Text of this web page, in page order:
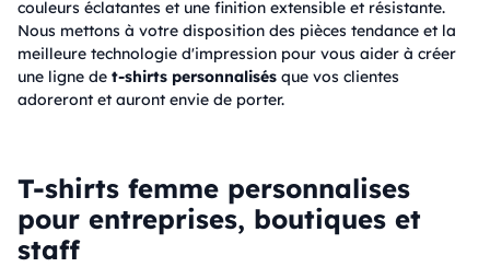
couleurs éclatantes et une finition extensible et résistante.
Nous mettons à votre disposition des pièces tendance et la
meilleure technologie d'impression pour vous aider à créer
une ligne de t-shirts personnalisés que vos clientes
adoreront et auront envie de porter.
T-shirts femme personnalises
pour entreprises, boutiques et
staff